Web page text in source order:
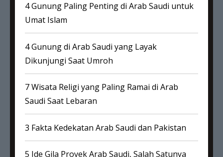
4 Gunung Paling Penting di Arab Saudi untuk
Umat Islam
4 Gunung di Arab Saudi yang Layak
Dikunjungi Saat Umroh
7 Wisata Religi yang Paling Ramai di Arab
Saudi Saat Lebaran
3 Fakta Kedekatan Arab Saudi dan Pakistan
5 Ide Gila Proyek Arab Saudi, Salah Satunya